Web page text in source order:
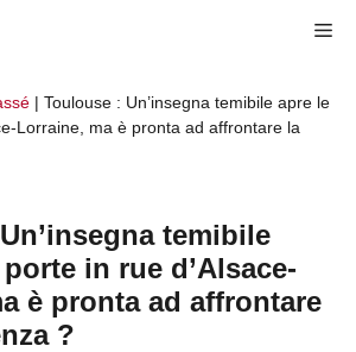
| Toulouse : Un’insegna temibile apre le
Lorraine, ma è pronta ad affrontare la
temibile
in rue d’Alsace-
è pronta ad affrontare
?